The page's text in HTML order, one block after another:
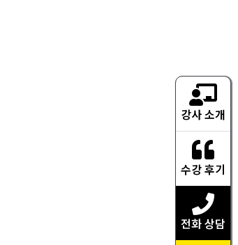
강사 소개
수강 후기
전화 상담